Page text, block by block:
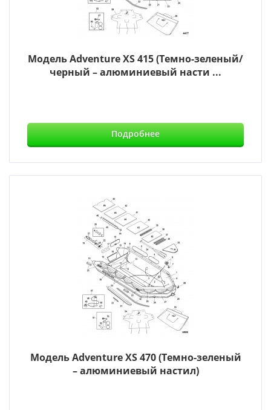
Модель Adventure XS 415 (Темно-зеленый/
черный – алюминиевый насти ...
Подробнее
Модель Adventure XS 470 (Темно-зеленый
– алюминиевый настил)